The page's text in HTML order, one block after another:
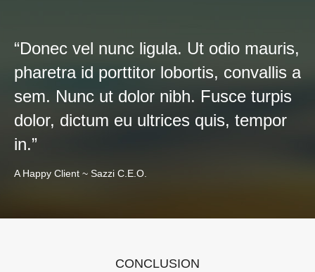
“Donec vel nunc ligula. Ut odio mauris,
pharetra id porttitor lobortis, convallis a
sem. Nunc ut dolor nibh. Fusce turpis
dolor, dictum eu ultrices quis, tempor
in.”
A Happy Client ~ Sazzi C.E.O.
CONCLUSION